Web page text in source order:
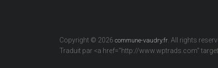
Copyright © 2026 commune-vaudry.fr . All rights
Traduit par <a href="http://www.wptrads.com"